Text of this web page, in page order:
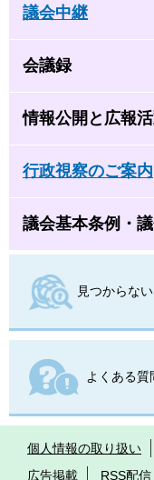
議会中継
会議録
情報公開と広報
行政視察のご案内
議会基本条例・
見つからな
よくある質
個人情報の取り扱い
広告掲載
RSS配信